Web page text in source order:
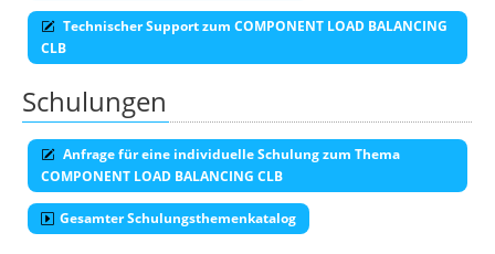
Technischer Support zum COMPONENT LOAD BALANCING
CLB
Schulungen
Anfrage für eine individuelle Schulung zum Thema
COMPONENT LOAD BALANCING CLB
Gesamter Schulungsthemenkatalog